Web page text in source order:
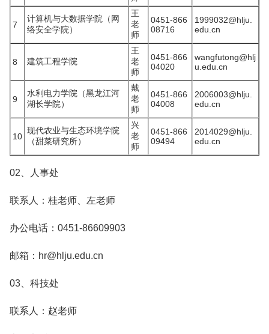
7
计算机与大数据学院（网
络安全学院）
王
老
师
0451-866
08716
1999032@hlju.
edu.cn
8 建筑工程学院
王
老
师
0451-866
04020
wangfutong@hlj
u.edu.cn
9
水利电力学院（黑龙江河
湖长学院）
戴
老
师
0451-866
04008
2006003@hlju.
edu.cn
10
现代农业与生态环境学院
（甜菜研究所）
兴
老
师
0451-866
09494
2014029@hlju.
edu.cn
02、人事处
联系人：桂老师、左老师
办公电话：0451-86609903
邮箱：hr@hlju.edu.cn
03、科技处
联系人：赵老师